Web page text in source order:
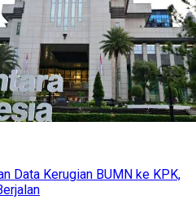
Data Kerugian BUMN ke KPK,